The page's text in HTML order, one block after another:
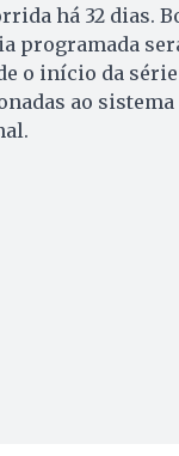
há 32 dias.
programada
o início da
ao sistema